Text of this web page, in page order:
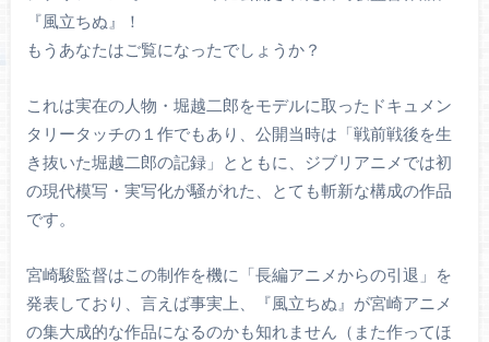
『風立ちぬ』！
もうあなたはご覧になったでしょうか？
これは実在の人物・堀越二郎をモデルに取ったドキュメン
タリータッチの１作でもあり、公開当時は「戦前戦後を生
き抜いた堀越二郎の記録」とともに、ジブリアニメでは初
の現代模写・実写化が騒がれた、とても斬新な構成の作品
です。
宮崎駿監督はこの制作を機に「長編アニメからの引退」を
発表しており、言えば事実上、『風立ちぬ』が宮崎アニメ
の集大成的な作品になるのかも知れません（また作ってほ